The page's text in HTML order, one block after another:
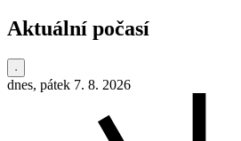
Aktuální počasí
dnes, pátek 7. 8. 2026